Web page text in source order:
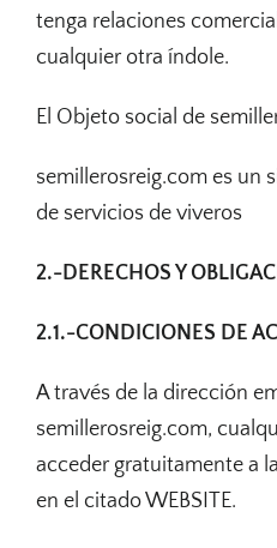
tenga relaciones
cualquier otra índole.
El Objeto social de
semillerosreig.com es un
de servicios de viveros
2.-DERECHOS Y
2.1.-CONDICIONES DE
A través de la dirección
semillerosreig.com,
acceder gratuitamente a
en el citado WEBSITE.